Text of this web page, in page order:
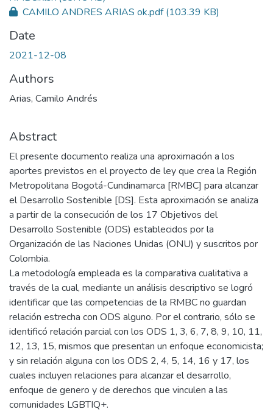
CAMILO ANDRES ARIAS ok.pdf(103.39 KB)
Date
2021-12-08
Authors
Arias, Camilo Andrés
Abstract
El presente documento realiza una aproximación a los
aportes previstos en el proyecto de ley que crea la Región
Metropolitana Bogotá-Cundinamarca [RMBC] para alcanzar
el Desarrollo Sostenible [DS]. Esta aproximación se analiza
a partir de la consecución de los 17 Objetivos del
Desarrollo Sostenible (ODS) establecidos por la
Organización de las Naciones Unidas (ONU) y suscritos por
Colombia.
La metodología empleada es la comparativa cualitativa a
través de la cual, mediante un análisis descriptivo se logró
identificar que las competencias de la RMBC no guardan
relación estrecha con ODS alguno. Por el contrario, sólo se
identificó relación parcial con los ODS 1, 3, 6, 7, 8, 9, 10, 11,
12, 13, 15, mismos que presentan un enfoque economicista;
y sin relación alguna con los ODS 2, 4, 5, 14, 16 y 17, los
cuales incluyen relaciones para alcanzar el desarrollo,
enfoque de genero y de derechos que vinculen a las
comunidades LGBTIQ+.